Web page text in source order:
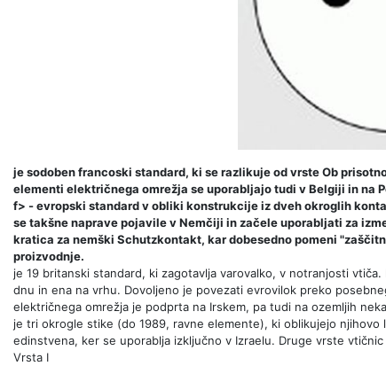
je sodoben francoski standard, ki se razlikuje od vrste Ob
elementi električnega omrežja se uporabljajo tudi v Belgiji in na
f> - evropski standard v obliki konstrukcije iz dveh okroglih
se takšne naprave pojavile v Nemčiji in začele uporabljati za
kratica za nemški Schutzkontakt, kar dobesedno pomeni
proizvodnje.
je 19 britanski standard, ki zagotavlja varovalko, v notranjosti
dnu in ena na vrhu. Dovoljeno je povezati evrovilok preko
električnega omrežja je podprta na Irskem, pa tudi na ozemljih
je tri okrogle stike (do 1989, ravne elemente), ki oblikujejo
edinstvena, ker se uporablja izključno v Izraelu. Druge vrste
Vrsta I